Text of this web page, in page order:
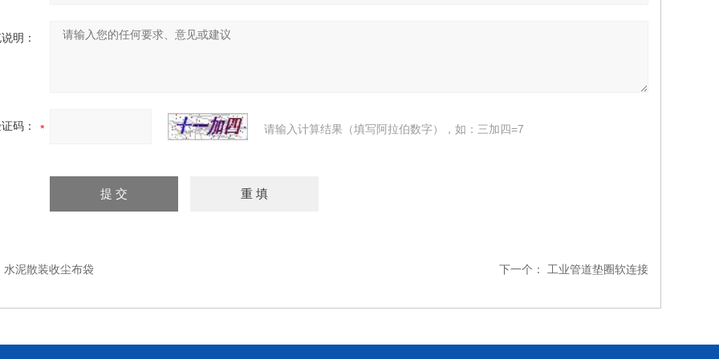
明：
码： 请输入计算结果（填写阿拉伯数字），如：三加四=7
水泥散装收尘布袋 下一个： 工业管道垫圈软连接